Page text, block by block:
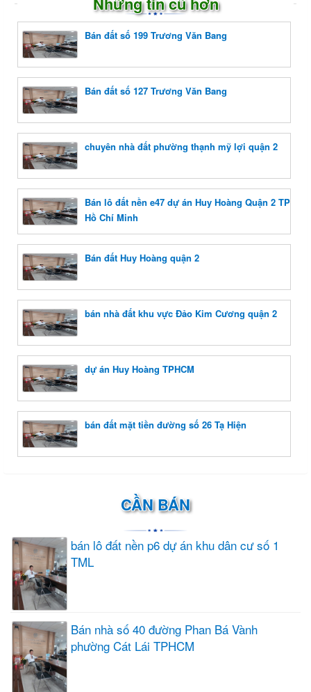
Bán đất số 199 Trương Văn Bang
Bán đất số 127 Trương Văn Bang
chuyên nhà đất phường thạnh mỹ lợi quận 2
Bán lô đất nền e47 dự án Huy Hoàng Quận 2 TP
Hồ Chí Minh
Bán đất Huy Hoàng quận 2
bán nhà đất khu vực Đảo Kim Cương quận 2
dự án Huy Hoàng TPHCM
bán đất mặt tiền đường số 26 Tạ Hiện
CẦN BÁN
bán lô đất nền p6 dự án khu dân cư số 1
TML
Bán nhà số 40 đường Phan Bá Vành
phường Cát Lái TPHCM